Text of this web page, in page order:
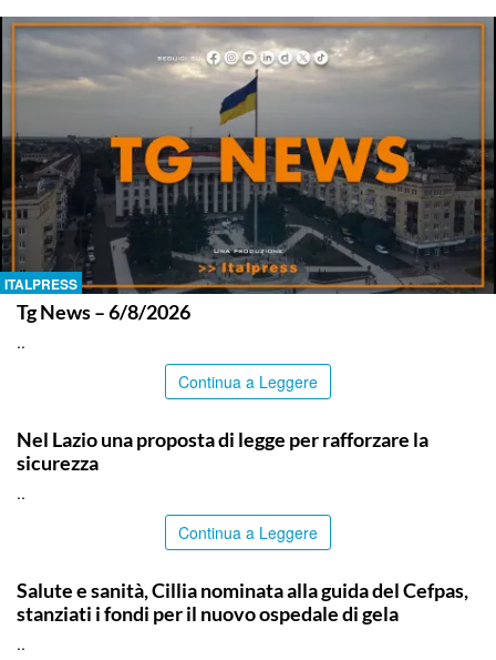
ITALPRESS
Tg News – 6/8/2026
..
Continua a Leggere
Nel Lazio una proposta di legge per rafforzare la
sicurezza
..
Continua a Leggere
Salute e sanità, Cillia nominata alla guida del Cefpas,
stanziati i fondi per il nuovo ospedale di gela
..